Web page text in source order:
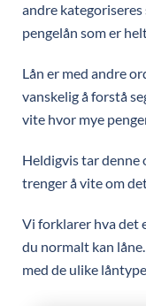
andre kategoriseres
pengelån som er
Lån er med andre
vanskelig å forstå
vite hvor mye
Heldigvis tar denne
trenger å vite om
Vi forklarer hva det
du normalt kan
med de ulike